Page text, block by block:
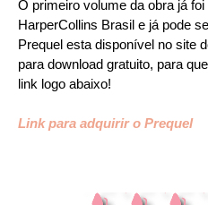
O primeiro volume da obra já
HarperCollins Brasil e já pode
Prequel esta disponível no site
para download gratuito, para
link logo abaixo!
Link para adquirir o Prequel